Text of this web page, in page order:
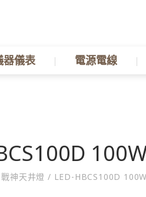
器儀表 電源電線
戰神天井燈 / LED-HBCS100D